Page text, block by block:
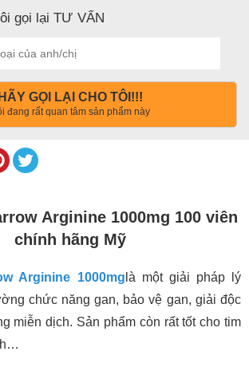
gọi lại TƯ VẤN
HÃY GỌI LẠI CHO TÔI!!!
đang rất quan tâm sản phẩm này
Arginine 1000mg 100 viên
chính hãng Mỹ
Arginine 1000mg là một giải pháp lý
chức năng gan, bảo vệ gan, giải độc
miễn dịch. Sản phẩm còn rất tốt cho tim